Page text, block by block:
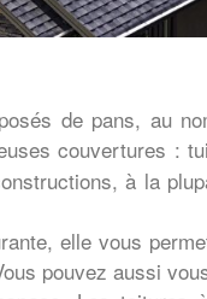
de pans, au
couvertures :
à la
elle vous
pouvez aussi